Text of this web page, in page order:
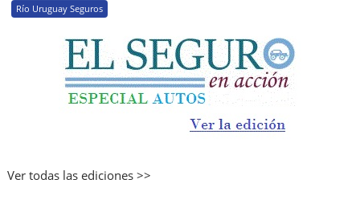
Río Uruguay Seguros
Ver todas las ediciones >>